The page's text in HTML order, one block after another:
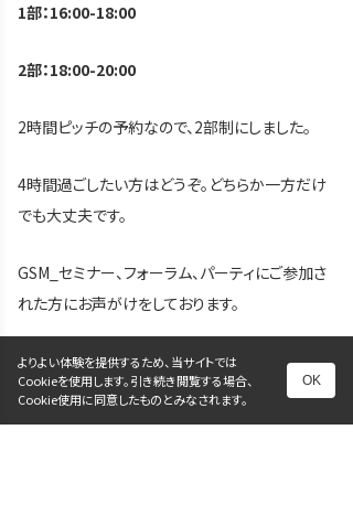
1部：16:00-18:00
2部：18:00-20:00
2時間ピッチの予約なので、2部制にしました。
4時間過ごしたい方はどうぞ。どちらか一方だけ
でも大丈夫です。
GSM_セミナー、フォーラム、パーティにご参加さ
れた方にお声がけをしております。
セミナーの詳細とお申し込みはこちらです。
よりよい体験を提供するため、当サイトでは
Cookieを使用します。引き続き閲覧する場合、
Cookie使用に同意したものとみなされます。
OK